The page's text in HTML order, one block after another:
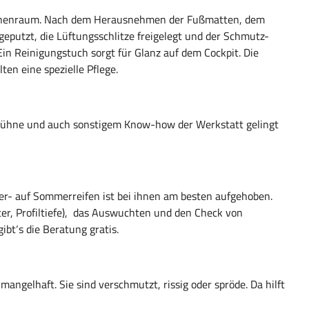
Nach dem Herausnehmen der Fußmatten, dem
die Lüftungsschlitze freigelegt und der Schmutz-
Reinigungstuch sorgt für Glanz auf dem Cockpit. Die
eine spezielle Pflege.
und auch sonstigem Know-how der Werkstatt gelingt
auf Sommerreifen ist bei ihnen am besten aufgehoben.
Profiltiefe), das Auswuchten und den Check von
die Beratung gratis.
Sie sind verschmutzt, rissig oder spröde. Da hilft